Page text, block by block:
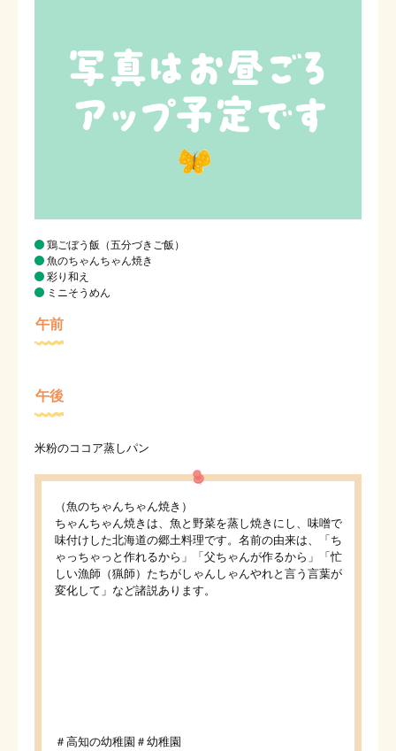
鶏ごぼう飯（五分づきご飯）
魚のちゃんちゃん焼き
彩り和え
ミニそうめん
午前
午後
米粉のココア蒸しパン
（魚のちゃんちゃん焼き）
ちゃんちゃん焼きは、魚と野菜を蒸し焼きにし、味噌で
味付けした北海道の郷土料理です。名前の由来は、「ち
ゃっちゃっと作れるから」「父ちゃんが作るから」「忙
しい漁師（猟師）たちがしゃんしゃんやれと言う言葉が
変化して」など諸説あります。
＃高知の幼稚園＃幼稚園